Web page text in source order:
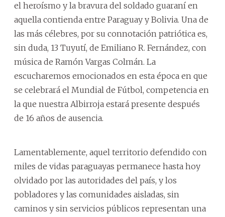
el heroísmo y la bravura del soldado guaraní en
aquella contienda entre Paraguay y Bolivia. Una de
las más célebres, por su connotación patriótica es,
sin duda, 13 Tuyutí, de Emiliano R. Fernández, con
música de Ramón Vargas Colmán. La
escucharemos emocionados en esta época en que
se celebrará el Mundial de Fútbol, competencia en
la que nuestra Albirroja estará presente después
de 16 años de ausencia.
Lamentablemente, aquel territorio defendido con
miles de vidas paraguayas permanece hasta hoy
olvidado por las autoridades del país, y los
pobladores y las comunidades aisladas, sin
caminos y sin servicios públicos representan una